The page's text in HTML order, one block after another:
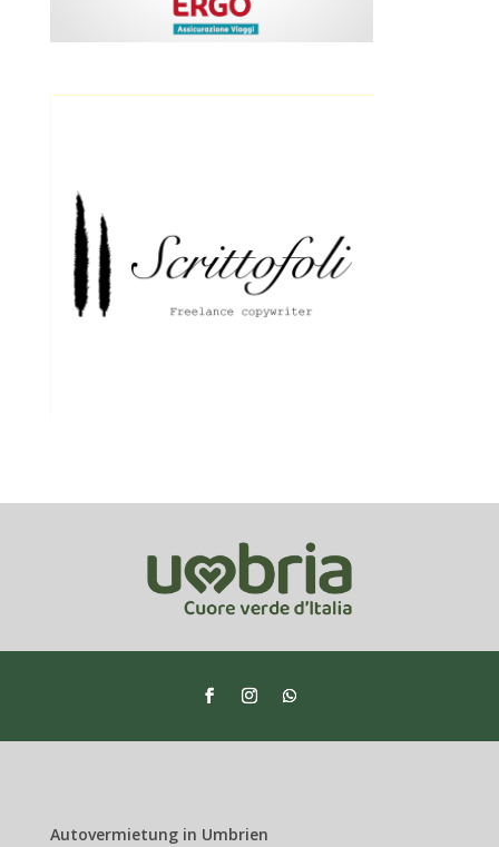
Autovermietung in Umbrien